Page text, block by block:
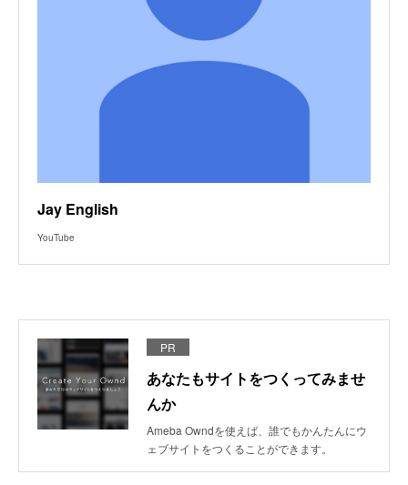
Jay English
YouTube
PR
あなたもサイトをつくってみませ
んか
Ameba Owndを使えば、誰でもかんたんにウ
ェブサイトをつくることができます。